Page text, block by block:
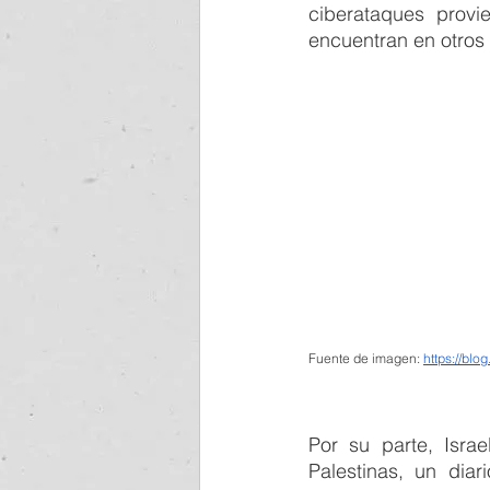
ciberataques
encuentran en
Fuente de imagen: https://
Por su parte,
Palestinas, un